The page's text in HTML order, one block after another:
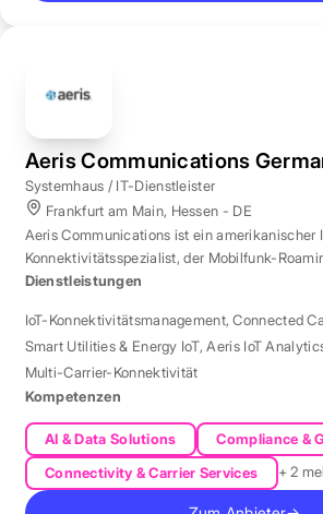
Aeris Communications
Systemhaus / IT-Dienstleister
Frankfurt am Main, Hessen - DE
Aeris Communications ist ein amerikanischer
Konnektivitätsspezialist, der Mobilfunk-
Management in über 190 Ländern verwaltet.
Dienstleistungen
IoT-Konnektivitätsmanagement,Connected
Smart Utilities & Energy IoT,Aeris IoT
Multi-Carrier-Konnektivität
Kompetenzen
AI & Data Solutions
Compliance &
Connectivity & Carrier Services
+ 2